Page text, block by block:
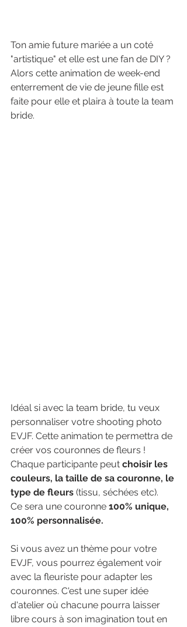
Ton amie future mariée a un coté
"artistique" et elle est une fan de DIY ?
Alors cette animation de week-end
enterrement de vie de jeune fille est
faite pour elle et plaira à toute la team
bride.
Idéal si avec la team bride, tu veux
personnaliser votre shooting photo
EVJF. Cette animation te permettra de
créer vos couronnes de fleurs !
Chaque participante peut choisir les
couleurs, la taille de sa couronne, le
type de fleurs (tissu, séchées etc).
Ce sera une couronne 100% unique,
100% personnalisée.
Si vous avez un thème pour votre
EVJF, vous pourrez également voir
avec la fleuriste pour adapter les
couronnes. C'est une super idée
d'atelier où chacune pourra laisser
libre cours à son imagination tout en